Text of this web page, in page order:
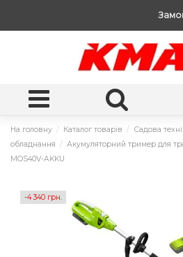
На головну Каталог товарів Садова
обладнання
Акумуляторний тример для
MOS40V-AKKU
-4 340 грн.